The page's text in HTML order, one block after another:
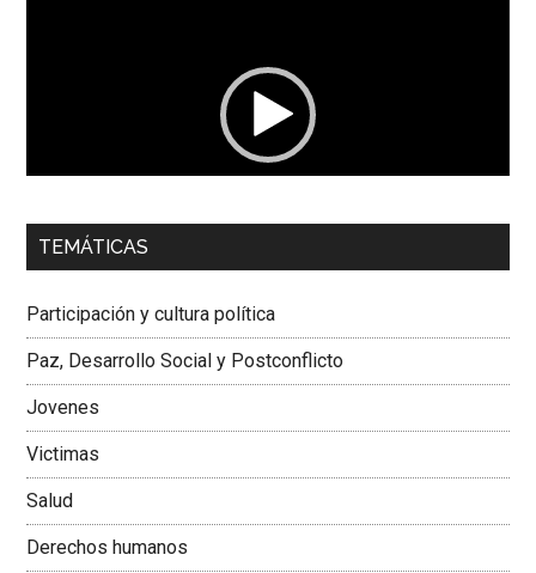
00:00 01:04
Dra. Carolina Corcho Mejía,Presidenta Corporación
Colombiana
TEMÁTICAS
Participación y cultura política
Paz, Desarrollo Social y Postconflicto
Jovenes
Victimas
Salud
Derechos humanos